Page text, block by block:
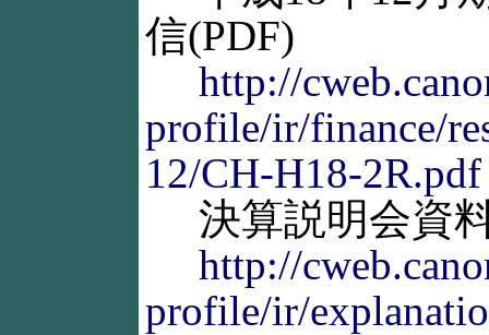
信(PDF)
http://
profile/ir/finance/
12/CH-H18-2R.pdf
決算説明会資
http://
profile/ir/